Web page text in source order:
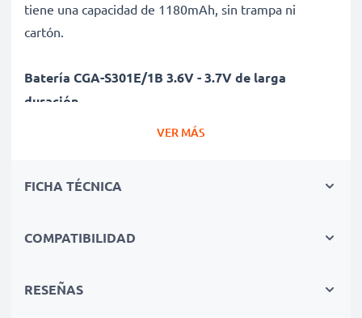
tiene una capacidad de 1180mAh, sin trampa ni
cartón.
Batería CGA-S301E/1B 3.6V - 3.7V de larga
duración
Nuestras baterías para cámaras de fotos y de vídeo
funcionamiento que igualan o superan a los de tu
Como especialistas en baterías de alta calidad desde
VER MÁS
FICHA TÉCNICA
COMPATIBILIDAD
RESEÑAS